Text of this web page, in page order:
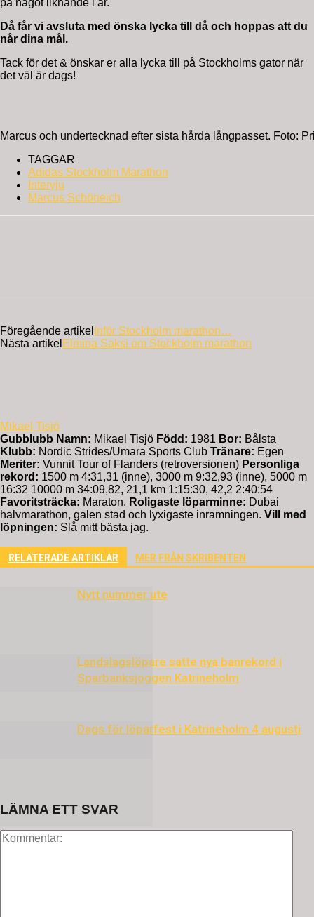
Då får vi avsluta med önska lycka till då och hoppas att du
når dina mål.
Tack för det & önskar er alla lycka till på Stockholms gator när
det väl är dags!
Marcus och undertecknad efter sista hårda långpasset. Foto:
TAGGAR
Adidas Stockholm Marathon
Intervju
Marcus Schöneich
Föregående artikel Inför Stockholm marathon…
Nästa artikel Elmina Saksi om Stockholm marathon
Mikael Tisjö
Gubblubb Namn: Mikael Tisjö Född: 1981 Bor: Bålsta
Klubb: Nordic Strides/Umara Sports Club Tränare: Egen
Meriter: Vunnit Tour of Flanders (retroversionen) Personliga
rekord: 1500 m 4:31,31 (inne), 3000 m 9:32,93 (inne), 5000 m
16:32 10000 m 34:09,82, 21,1 km 1:15:30, 42,2 2:40:54
Favoritsträcka: Maraton. Roligaste löparminne: Dubai
halvmarathon, galen stad och lyxigaste inramningen. Vill med
löpningen: Slå mitt bästa jag.
RELATERADE ARTIKLAR MER FRÅN SKRIBENTEN
Nytt nummer ute
Landslagslöpare satte nya banrekord i
Sparbanksjoggen Katrineholm
Dags för löparfest i Katrineholm 4 augusti
LÄMNA ETT SVAR